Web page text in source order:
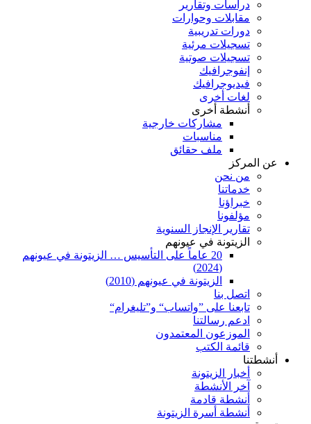
دراسات وتقارير
مقابلات وحوارات
دورات تدريبية
تسجيلات مرئية
تسجيلات صوتية
إنفوجرافيك
فيديوجرافيك
لغات أخرى
أنشطة أخرى
مشاركات خارجية
مناسبات
ملف حقائق
عن المركز
من نحن
خدماتنا
خبراؤنا
مؤلفونا
تقارير الإنجاز السنوية
الزيتونة في عيونهم
20 عاماً على التأسيس … الزيتونة في عيونهم
(2024)
الزيتونة في عيونهم (2010)
اتصل بنا
تابعنا على ”واتساب“ و”تليغرام“
ادعم رسالتنا
الموزعون المعتمدون
قائمة الكتب
أنشطتنا
أخبار الزيتونة
آخر الأنشطة
أنشطة قادمة
أنشطة أسرة الزيتونة